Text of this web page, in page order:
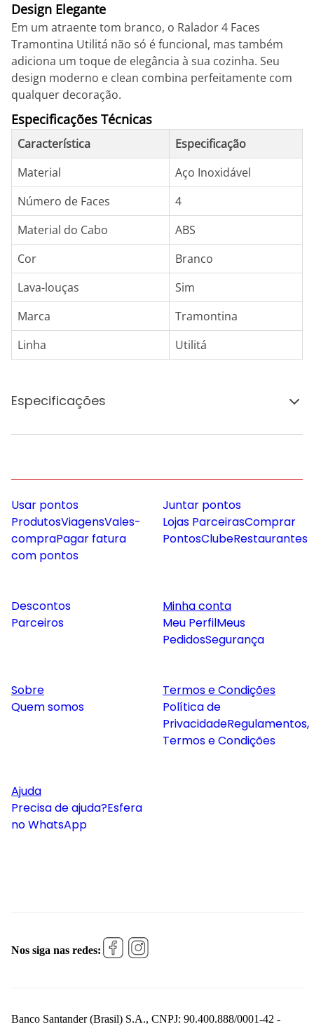
Design Elegante
Em um atraente tom branco, o Ralador 4 Faces
Tramontina Utilitá não só é funcional, mas também
adiciona um toque de elegância à sua cozinha. Seu
design moderno e clean combina perfeitamente com
qualquer decoração.
Especificações Técnicas
Característica
Especificação
Material
Aço Inoxidável
Número de Faces
4
Material do Cabo
ABS
Cor
Branco
Lava-louças
Sim
Marca
Tramontina
Linha
Utilitá
Especificações
Usar pontos
ProdutosViagensVales-
compraPagar fatura
com pontos
Juntar pontos
Lojas ParceirasComprar
PontosClubeRestaurantes
Descontos
Parceiros
Minha conta
Meu PerfilMeus
PedidosSegurança
Sobre
Quem somos
Termos e Condições
Política de
PrivacidadeRegulamentos,
Termos e Condições
Ajuda
Precisa de ajuda?Esfera
no WhatsApp
Nos siga nas redes:
Banco Santander (Brasil) S.A., CNPJ: 90.400.888/0001-42 -